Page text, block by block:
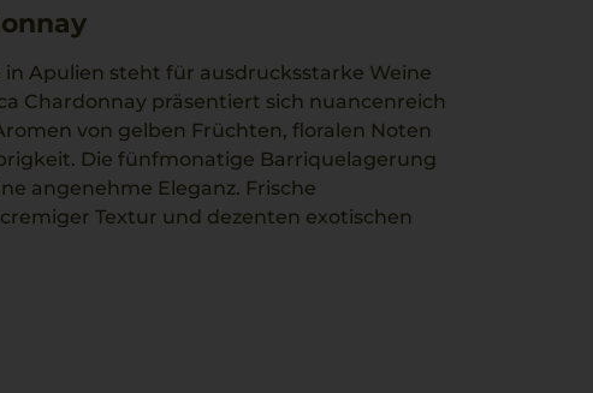
Apulien steht für ausdrucksstarke Weine
Chardonnay präsentiert sich nuancenreich
von gelben Früchten, floralen Noten
Die fünfmonatige Barriquelagerung
angenehme Eleganz. Frische
Textur und dezenten exotischen
Chardonnay und Fiano sorgt für ein